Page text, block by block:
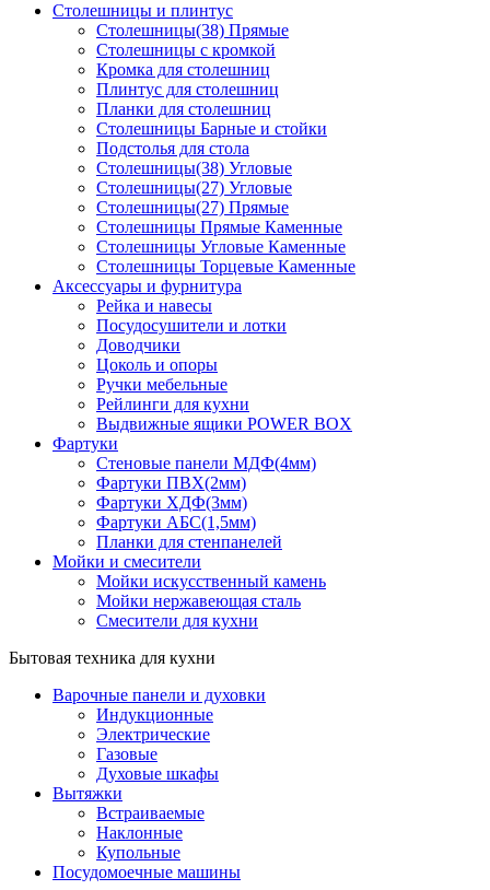
Столешницы и плинтус
Столешницы(38) Прямые
Столешницы с кромкой
Кромка для столешниц
Плинтус для столешниц
Планки для столешниц
Столешницы Барные и стойки
Подстолья для стола
Столешницы(38) Угловые
Столешницы(27) Угловые
Столешницы(27) Прямые
Столешницы Прямые Каменные
Столешницы Угловые Каменные
Столешницы Торцевые Каменные
Аксессуары и фурнитура
Рейка и навесы
Посудосушители и лотки
Доводчики
Цоколь и опоры
Ручки мебельные
Рейлинги для кухни
Выдвижные ящики POWER BOX
Фартуки
Стеновые панели МДФ(4мм)
Фартуки ПВХ(2мм)
Фартуки ХДФ(3мм)
Фартуки АБС(1,5мм)
Планки для стенпанелей
Мойки и смесители
Мойки искусственный камень
Мойки нержавеющая сталь
Смесители для кухни
Бытовая техника для кухни
Варочные панели и духовки
Индукционные
Электрические
Газовые
Духовые шкафы
Вытяжки
Встраиваемые
Наклонные
Купольные
Посудомоечные машины